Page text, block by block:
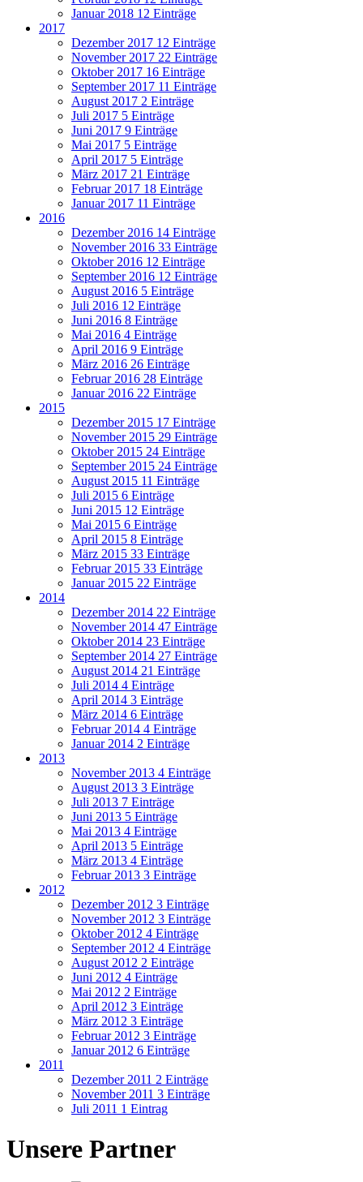
Januar 2018 12 Einträge
2017
Dezember 2017 12 Einträge
November 2017 22 Einträge
Oktober 2017 16 Einträge
September 2017 11 Einträge
August 2017 2 Einträge
Juli 2017 5 Einträge
Juni 2017 9 Einträge
Mai 2017 5 Einträge
April 2017 5 Einträge
März 2017 21 Einträge
Februar 2017 18 Einträge
Januar 2017 11 Einträge
2016
Dezember 2016 14 Einträge
November 2016 33 Einträge
Oktober 2016 12 Einträge
September 2016 12 Einträge
August 2016 5 Einträge
Juli 2016 12 Einträge
Juni 2016 8 Einträge
Mai 2016 4 Einträge
April 2016 9 Einträge
März 2016 26 Einträge
Februar 2016 28 Einträge
Januar 2016 22 Einträge
2015
Dezember 2015 17 Einträge
November 2015 29 Einträge
Oktober 2015 24 Einträge
September 2015 24 Einträge
August 2015 11 Einträge
Juli 2015 6 Einträge
Juni 2015 12 Einträge
Mai 2015 6 Einträge
April 2015 8 Einträge
März 2015 33 Einträge
Februar 2015 33 Einträge
Januar 2015 22 Einträge
2014
Dezember 2014 22 Einträge
November 2014 47 Einträge
Oktober 2014 23 Einträge
September 2014 27 Einträge
August 2014 21 Einträge
Juli 2014 4 Einträge
April 2014 3 Einträge
März 2014 6 Einträge
Februar 2014 4 Einträge
Januar 2014 2 Einträge
2013
November 2013 4 Einträge
August 2013 3 Einträge
Juli 2013 7 Einträge
Juni 2013 5 Einträge
Mai 2013 4 Einträge
April 2013 5 Einträge
März 2013 4 Einträge
Februar 2013 3 Einträge
2012
Dezember 2012 3 Einträge
November 2012 3 Einträge
Oktober 2012 4 Einträge
September 2012 4 Einträge
August 2012 2 Einträge
Juni 2012 4 Einträge
Mai 2012 2 Einträge
April 2012 3 Einträge
März 2012 3 Einträge
Februar 2012 3 Einträge
Januar 2012 6 Einträge
2011
Dezember 2011 2 Einträge
November 2011 3 Einträge
Juli 2011 1 Eintrag
Unsere Partner